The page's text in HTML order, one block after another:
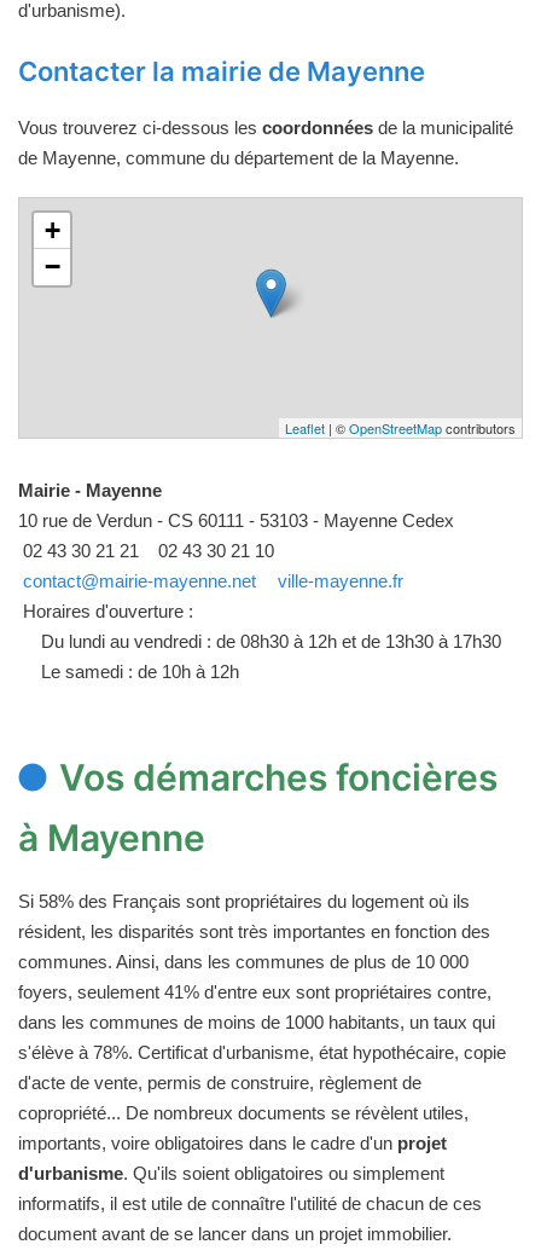
d'urbanisme).
Contacter la mairie de Mayenne
Vous trouverez ci-dessous les coordonnées de la municipalité
de Mayenne, commune du département de la Mayenne.
+
−
Leaflet | ©OpenStreetMapcontributors
Mairie - Mayenne
10 rue de Verdun - CS 60111 - 53103 - Mayenne Cedex
02 43 30 21 21
02 43 30 21 10
contact@mairie-mayenne.net
ville-mayenne.fr
Horaires d'ouverture :
Du lundi au vendredi : de 08h30 à 12h et de 13h30 à 17h30
Le samedi : de 10h à 12h
Vos démarches foncières
à Mayenne
Si 58% des Français sont propriétaires du logement où ils
résident, les disparités sont très importantes en fonction des
communes. Ainsi, dans les communes de plus de 10 000
foyers, seulement 41% d'entre eux sont propriétaires contre,
dans les communes de moins de 1000 habitants, un taux qui
s'élève à 78%. Certificat d'urbanisme, état hypothécaire, copie
d'acte de vente, permis de construire, règlement de
copropriété... De nombreux documents se révèlent utiles,
importants, voire obligatoires dans le cadre d'un projet
d'urbanisme. Qu'ils soient obligatoires ou simplement
informatifs, il est utile de connaître l'utilité de chacun de ces
document avant de se lancer dans un projet immobilier.